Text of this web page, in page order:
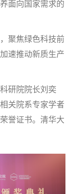
面向国家需求的
聚焦绿色科技前
速推动新质生产
研院院长刘奕
关院系专家学者
誉证书。清华大